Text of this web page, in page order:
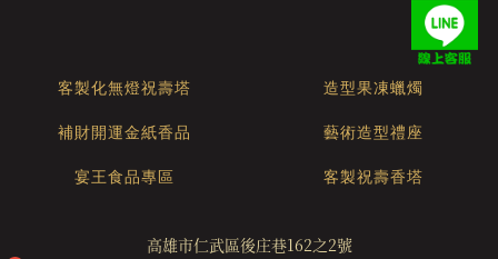
客製化無燈祝壽塔 造型果凍蠟燭
補財開運金紙香品 藝術造型禮座
宴王食品專區 客製祝壽香塔
高雄市仁武區後庄巷162之2號